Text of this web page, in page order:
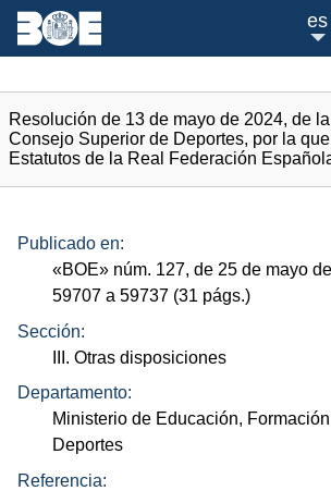
es
Resolución de 13 de mayo de 2024, de
Consejo Superior de Deportes, por la
Estatutos de la Real Federación
Publicado en:
«BOE» núm. 127, de 25 de mayo
59707 a 59737 (31 págs.)
Sección:
III. Otras disposiciones
Departamento:
Ministerio de Educación,
Deportes
Referencia: